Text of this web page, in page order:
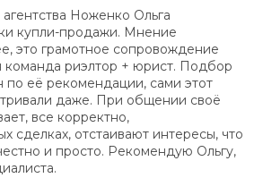
Ноженко Ольга
купли-продажи. Мнение
это грамотное сопровождение
команда риэлтор + юрист. Подбор
по её рекомендации, сами этот
даже. При общении своё
все корректно,
сделках, отстаивают интересы, что
и просто. Рекомендую Ольгу,